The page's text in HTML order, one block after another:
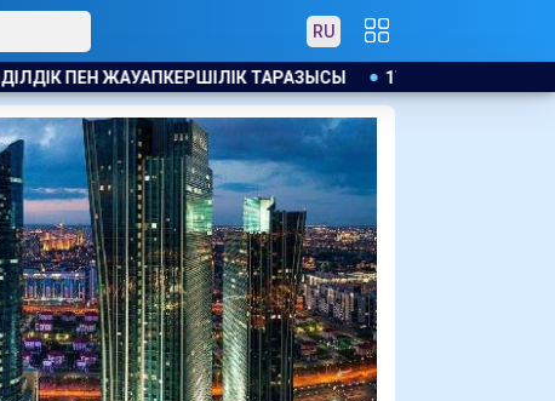
RU
17 МЛН ЕУРО ЖАЛАҚЫ МЕН ЖЕР ТЕЛІМІ: САЛАХ